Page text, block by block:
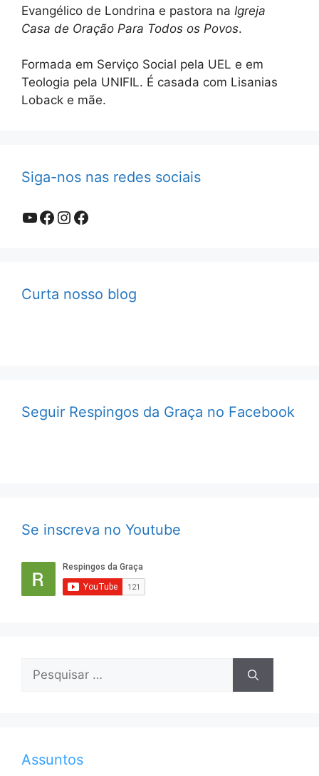
Evangélico de Londrina e pastora na Igreja
Casa de Oração Para Todos os Povos.
Formada em Serviço Social pela UEL e em
Teologia pela UNIFIL. É casada com Lisanias
Loback e mãe.
Siga-nos nas redes sociais
Youtube
Facebook
Instagram
Facebook
Curta nosso blog
Seguir Respingos da Graça no Facebook
Se inscreva no Youtube
Pesquisar
Assuntos